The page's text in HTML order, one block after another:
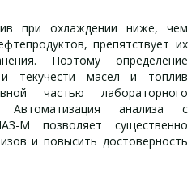
при охлаждении ниже, чем
препятствует их
Поэтому определение
и текучести масел и топлив
частью лабораторного
анализа с
М позволяет существенно
и повысить достоверность